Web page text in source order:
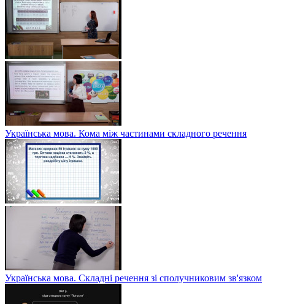
Українська мова. Кома між частинами складного речення
Українська мова. Складні речення зі сполучниковим зв'язком